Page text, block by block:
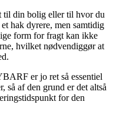
til din bolig eller til hvor du
hak dyrere, men samtidig
form for fragt kan ikke
hvilket nødvendiggør at
er jo ret så essentiel
så af den grund er det altså
for den